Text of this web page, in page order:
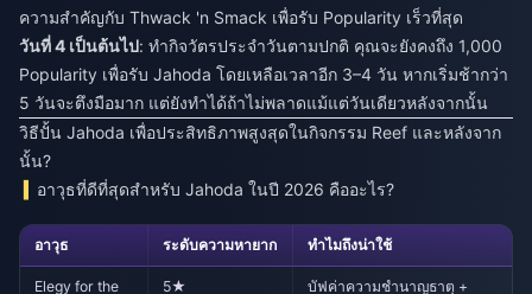
ความสำคัญกับ Thwack 'n Smack เพื่อรับ Popularity เร็วที่สุด
วันที่ 4 เป็นต้นไป: ทำกิจวัตรประจำวันตามปกติ คุณจะยังคงถึง 1,000
Popularity เพื่อรับ Jahoda โดยเหลือเวลาอีก 3–4 วัน หากเริ่มช้ากว่า
5 วันจะตึงมือมาก แต่ยังทำได้ถ้าไม่พลาดแม้แต่วันเดียวหลังจากนั้น
วิธีปั้น Jahoda เพื่อประสิทธิภาพสูงสุดในกิจกรรม Reef และหลังจาก
นั้น?
อาวุธที่ดีที่สุดสำหรับ Jahoda ในปี 2026 คืออะไร?
อาวุธ ระดับความหายาก ทำไมถึงน่าใช้
Elegy for the
5★
บัฟค่าความชำนาญธาตุ +